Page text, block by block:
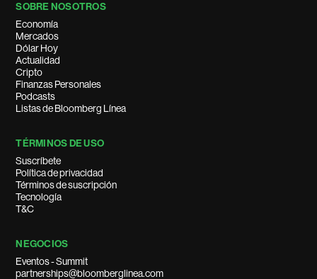
SOBRE NOSOTROS
Economía
Mercados
Dólar Hoy
Actualidad
Cripto
Finanzas Personales
Podcasts
Listas de Bloomberg Línea
TÉRMINOS DE USO
Suscríbete
Política de privacidad
Términos de suscripción
Tecnología
T&C
NEGOCIOS
Eventos - Summit
partnerships@bloomberglinea.com